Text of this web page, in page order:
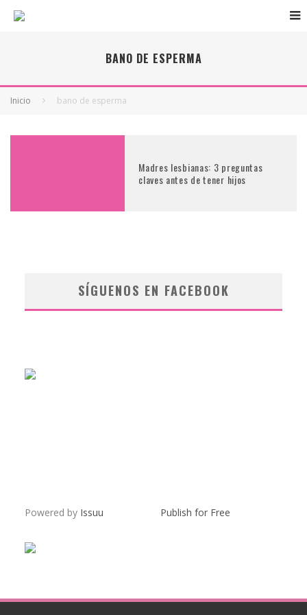
BANO DE ESPERMA
Inicio bano de esperma
Madres lesbianas: 3 preguntas
claves antes de tener hijos
SÍGUENOS EN FACEBOOK
Powered by Issuu Publish for Free